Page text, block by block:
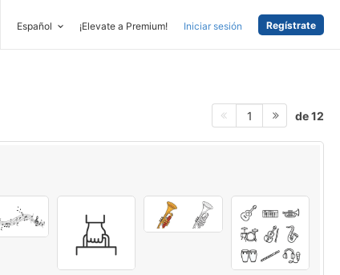
Español ¡Elevate a Premium! Iniciar sesión Regístrate
1 de 12